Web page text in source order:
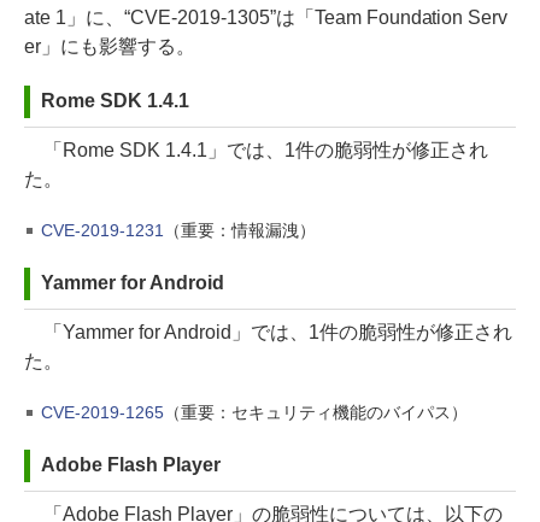
ate 1」に、“CVE-2019-1305”は「Team Foundation Serv
er」にも影響する。
Rome SDK 1.4.1
「Rome SDK 1.4.1」では、1件の脆弱性が修正され
た。
CVE-2019-1231 （重要：情報漏洩）
Yammer for Android
「Yammer for Android」では、1件の脆弱性が修正され
た。
CVE-2019-1265（重要：セキュリティ機能のバイパス）
Adobe Flash Player
「Adobe Flash Player」の脆弱性については、以下の